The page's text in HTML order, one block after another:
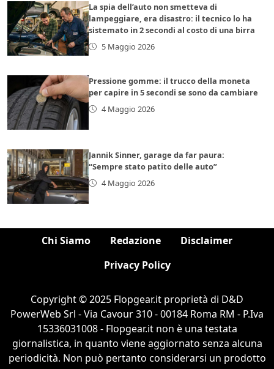
La spia dell’auto non smetteva di
lampeggiare, era disastro: il tecnico lo ha
sistemato in 2 secondi al costo di una birra
5 Maggio 2026
Pressione gomme: il trucco della moneta
per capire in 5 secondi se sono da cambiare
4 Maggio 2026
Jannik Sinner, garage da far paura:
“Sempre stato patito delle auto”
4 Maggio 2026
Chi Siamo Redazione
Disclaimer
Privacy Policy
Copyright © 2025 Flopgear.it proprietà di D&D
PowerWeb Srl - Via Cavour 310 - 00184 Roma RM - P.Iva
15336031008 - Flopgear.it non è una testata
giornalistica, in quanto viene aggiornato senza alcuna
periodicità. Non può pertanto considerarsi un prodotto